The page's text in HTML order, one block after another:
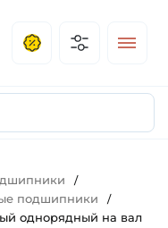
/
подшипники /
однорядный на вал